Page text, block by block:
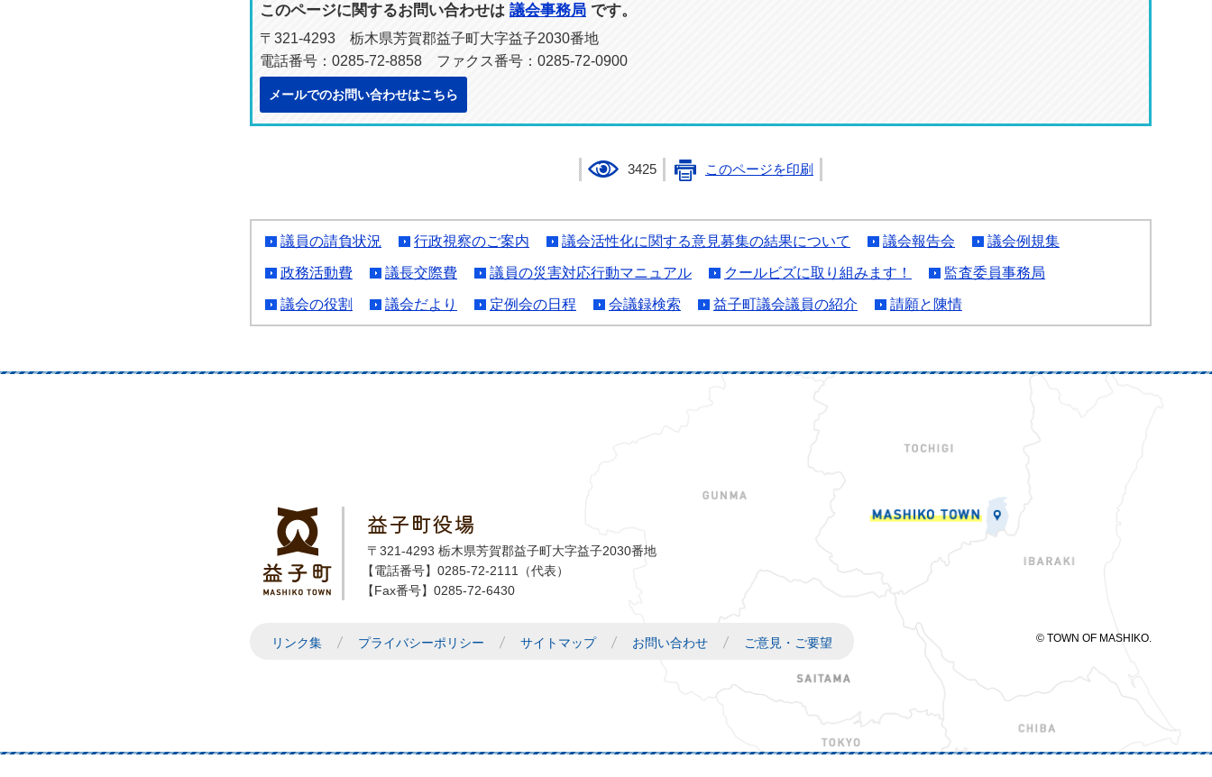
このページに関するお問い合わせは 議会事務局 です。
〒321-4293 栃木県芳賀郡益子町大字益子2030番地
電話番号：0285-72-8858 ファクス番号：0285-72-0900
メールでのお問い合わせはこちら
3425 このページを印刷
議員の請負状況 行政視察のご案内 議会活性化に関する意見募集の結果について 議会報告会 議会例規集
政務活動費 議長交際費 議員の災害対応行動マニュアル クールビズに取り組みます！ 監査委員事務局
議会の役割 議会だより 定例会の日程 会議録検索 益子町議会議員の紹介 請願と陳情
益子町
益子町役場
〒321-4293 栃木県芳賀郡益子町大字益子2030番地
【電話番号】0285-72-2111（代表）
【Fax番号】0285-72-6430
リンク集 プライバシーポリシー サイトマップ お問い合わせ ご意見・ご要望 © TOWN OF MASHIKO.